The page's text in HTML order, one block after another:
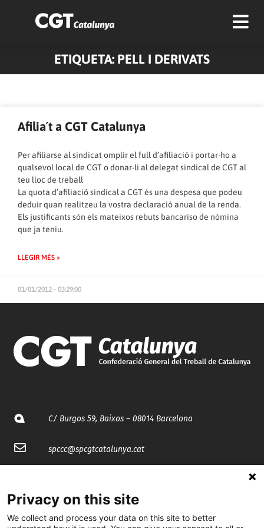
ETIQUETA: PELL I DERIVATS
Afilia´t a CGT Catalunya
Per afiliarse al sindicat omplir el full d’afiliació i portar-ho a
qualsevol local de CGT o donar-li al delegat sindical de CGT al
teu lloc de treball
La quota d’afiliació sindical a CGT és una despesa que podeu
deduir quan realitzeu la vostra declaració anual de la renda.
Els justificants són els mateixos rebuts bancariso de nòmina
que ja teniu.
LLEGIR MÉS »
01/01/2012 - 03:29:00
C/ Burgos 59, Baixos – 08014 Barcelona
spccc@spcgtcatalunya.cat
@CGTCatalunya
Privacy on this site
We collect and process your data on this site to better